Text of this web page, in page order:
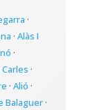
·
· Alàs I
·
·
· Alió ·
Balaguer·